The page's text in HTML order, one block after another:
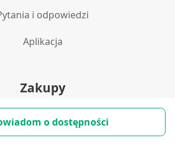
o dostępności
i odpowiedzi
Aplikacja
Zakupy
i zwroty